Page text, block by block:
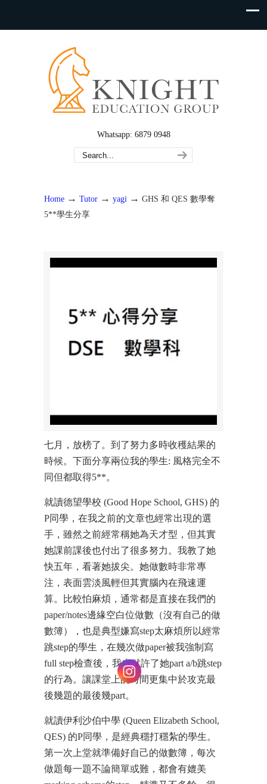
Whatsapp: 6879 0948
Home → Tutor → yagi → GHS 和 QES 數學奪
5**學生分享
七月，放榜了。到了努力多時收穫結果的
時候。下面分享兩位我的學生: 風格完全不
同但都取得5**。
就讀德望學校 (Good Hope School, GHS) 的
P同學，在我之前的文章也經常出現的選
手，雖然之前經常稱她為天才型，但其實
她課前課後也付出了很多努力。我教了她
快五年，看著她拔尖。她做數時非常專
注，表面雲淡風輕但其實腦內在飛速運
算。比較怕麻煩，通常都是直接在我們的
paper/notes邊緣空白位做數（沒有自己的做
數簿），也是典型嫌寫step太麻煩所以經常
跳step的學生，在幾次做paper被我強制寫
full step檢查後，我也默許了她part a/b跳step
的行為。讓課堂上的時間更集中於攻克最
後幾題的最後幾part。
就讀伊利沙伯中學 (Queen Elizabeth School,
QES) 的P同學，是經典穩打穩紮的學生。
第一次上堂就準備好自己的做數簿，每次
做題每一題不論簡單或難，都會有媲美